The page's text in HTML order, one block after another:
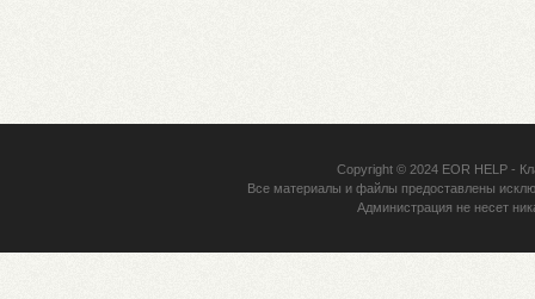
Copyright © 2024 EOR HELP-
Все материалы и файлы предоставлены
Администрация не несет